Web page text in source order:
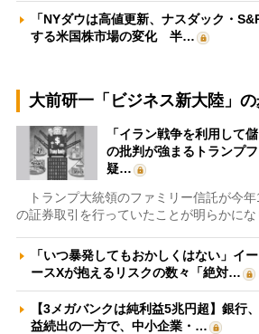
「NYダウは高値更新、ナスダック・
する米国株市場の変化 半…
大前研一「ビジネス新大陸」
「イラン戦争を利用して
の批判が強まるトランプ
疑…
トランプ大統領のファミリー信託が今
の証券取引を行っていたことが明らかにな
「いつ暴発してもおかしくはない」イ
ースXが抱えるリスクの数々「絶対…
【3メガバンクは純利益5兆円超】銀行
益続出の一方で、中小企業・…